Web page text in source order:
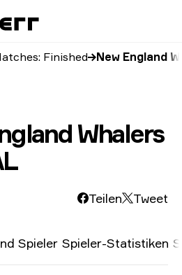
Finished New England
Whalers
Teilen Tweet
Spieler Spieler-Statistiken